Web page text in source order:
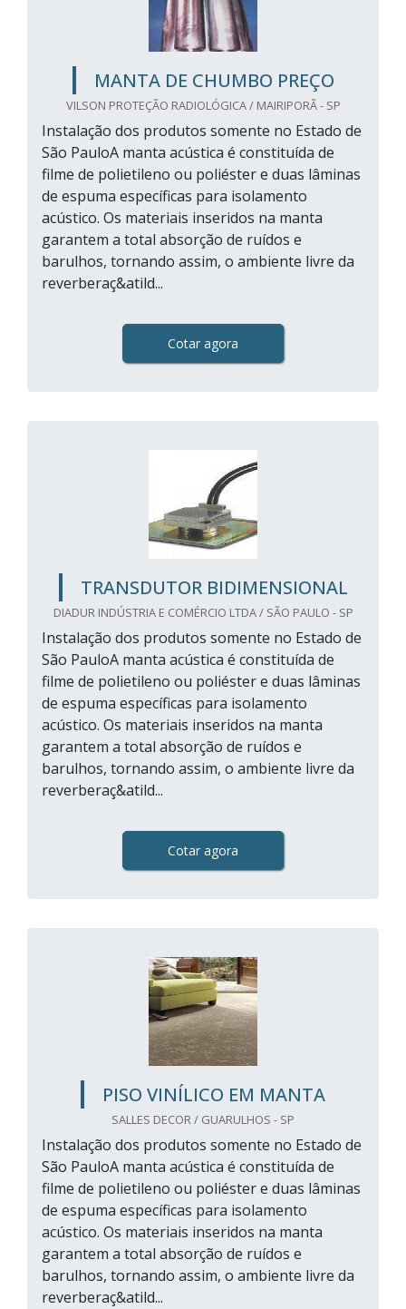
MANTA DE CHUMBO PREÇO
VILSON PROTEÇÃO RADIOLÓGICA / MAIRIPORÃ - SP
Instalação dos produtos somente no Estado de
São PauloA manta acústica é constituída de
filme de polietileno ou poliéster e duas lâminas
de espuma específicas para isolamento
acústico. Os materiais inseridos na manta
garantem a total absorção de ruídos e
barulhos, tornando assim, o ambiente livre da
reverberaç&atild...
Cotar agora
TRANSDUTOR BIDIMENSIONAL
DIADUR INDÚSTRIA E COMÉRCIO LTDA / SÃO PAULO - SP
Instalação dos produtos somente no Estado de
São PauloA manta acústica é constituída de
filme de polietileno ou poliéster e duas lâminas
de espuma específicas para isolamento
acústico. Os materiais inseridos na manta
garantem a total absorção de ruídos e
barulhos, tornando assim, o ambiente livre da
reverberaç&atild...
Cotar agora
PISO VINÍLICO EM MANTA
SALLES DECOR / GUARULHOS - SP
Instalação dos produtos somente no Estado de
São PauloA manta acústica é constituída de
filme de polietileno ou poliéster e duas lâminas
de espuma específicas para isolamento
acústico. Os materiais inseridos na manta
garantem a total absorção de ruídos e
barulhos, tornando assim, o ambiente livre da
reverberaç&atild...